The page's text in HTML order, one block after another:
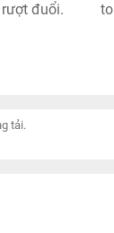
đuổi.